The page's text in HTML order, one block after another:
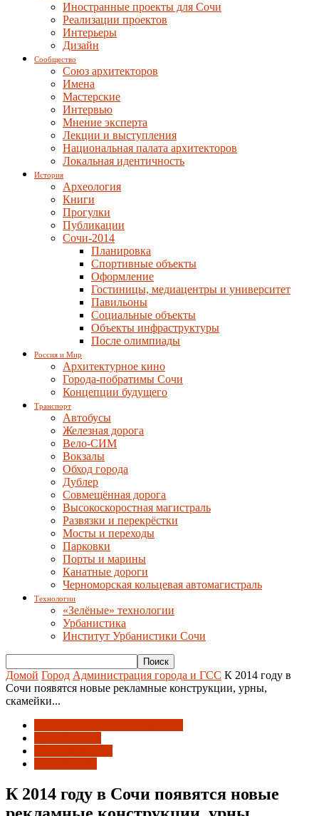
Иностранные проекты для Сочи
Реализации проектов
Интерьеры
Дизайн
Сообщество
Союз архитекторов
Имена
Мастерские
Интервью
Мнение эксперта
Лекции и выступления
Национальная палата архитекторов
Локальная идентичность
История
Археология
Книги
Прогулки
Публикации
Сочи-2014
Планировка
Спортивные объекты
Оформление
Гостиницы, медиацентры и университет
Павильоны
Социальные объекты
Объекты инфраструктуры
После олимпиады
Россия и Мир
Архитектурное кино
Города-побратимы Сочи
Концепции будущего
Транспорт
Автобусы
Железная дорога
Вело-СИМ
Вокзалы
Обход города
Дублер
Совмещённая дорога
Высокоскоростная магистраль
Развязки и перекрёстки
Мосты и переходы
Парковки
Порты и марины
Канатные дороги
Черноморская кольцевая автомагистраль
Технологии
«Зелёные» технологии
Урбанистика
Институт Урбанистики Сочи
Домой Город Администрация города и ГСС К 2014 году в
Сочи появятся новые рекламные конструкции, урны,
скамейки...
К 2014 году в Сочи появятся новые